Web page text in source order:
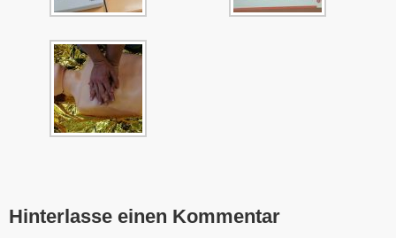
Hinterlasse einen Kommentar